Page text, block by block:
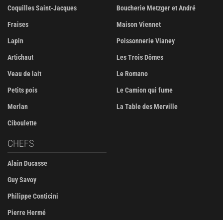
Coquilles Saint-Jacques
Fraises
Lapin
Artichaut
Veau de lait
Petits pois
Merlan
Ciboulette
Boucherie Metzger et André
Maison Viennet
Poissonnerie Vianey
Les Trois Dômes
Le Romano
Le Camion qui fume
La Table des Merville
CHEFS
Alain Ducasse
Guy Savoy
Philippe Conticini
Pierre Hermé